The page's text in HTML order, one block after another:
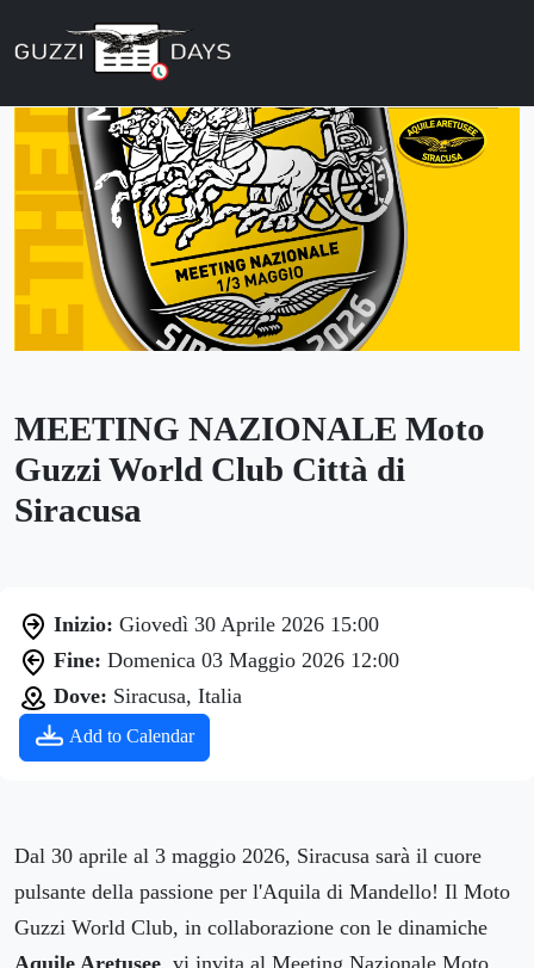
MEETING NAZIONALE Moto
Guzzi World Club Città di
Siracusa
Inizio: Giovedì 30 Aprile 2026 15:00
Fine: Domenica 03 Maggio 2026 12:00
Dove: Siracusa, Italia
Add to Calendar
Dal 30 aprile al 3 maggio 2026, Siracusa sarà il cuore
pulsante della passione per l'Aquila di Mandello! Il Moto
Guzzi World Club, in collaborazione con le dinamiche
Aquile Aretusee, vi invita al Meeting Nazionale Moto